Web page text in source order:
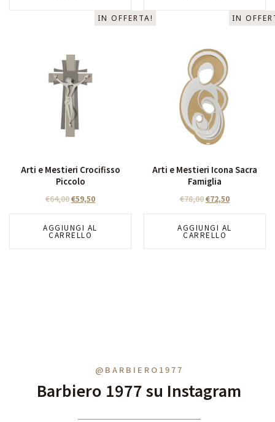
IN OFFERTA!
Arti e Mestieri Crocifisso
Piccolo
€64,00€59,50
AGGIUNGI AL
CARRELLO
IN
Arti e Mestieri Icona Sacra
Famiglia
€78,00€72,50
AGGIUNGI AL
CARRELLO
@BARBIERO1977
Barbiero 1977 su Instagram